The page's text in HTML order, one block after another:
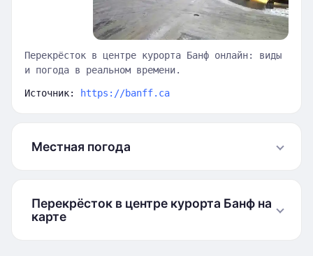
Перекрёсток в центре курорта Банф онлайн: виды
и погода в реальном времени.
Источник: https://banff.ca
Местная погода
Перекрёсток в центре курорта Банф на
карте